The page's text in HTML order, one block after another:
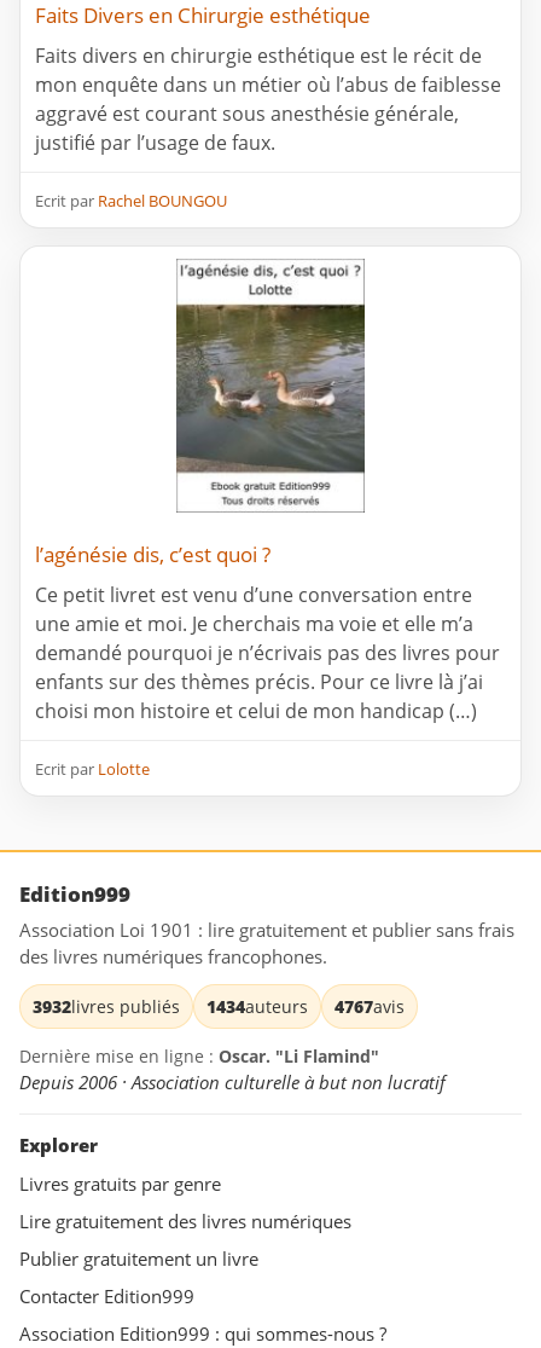
Faits Divers en Chirurgie esthétique
Faits divers en chirurgie esthétique est le récit de
mon enquête dans un métier où l’abus de faiblesse
aggravé est courant sous anesthésie générale,
justifié par l’usage de faux.
Ecrit par Rachel BOUNGOU
l’agénésie dis, c’est quoi ?
Ce petit livret est venu d’une conversation entre
une amie et moi. Je cherchais ma voie et elle m’a
demandé pourquoi je n’écrivais pas des livres pour
enfants sur des thèmes précis. Pour ce livre là j’ai
choisi mon histoire et celui de mon handicap (…)
Ecrit par Lolotte
Edition999
Association Loi 1901 : lire gratuitement et publier sans frais
des livres numériques francophones.
3932livres publiés 1434auteurs 4767avis
Dernière mise en ligne : Oscar. "Li Flamind"
Depuis 2006 · Association culturelle à but non lucratif
Explorer
Livres gratuits par genre
Lire gratuitement des livres numériques
Publier gratuitement un livre
Contacter Edition999
Association Edition999 : qui sommes-nous ?